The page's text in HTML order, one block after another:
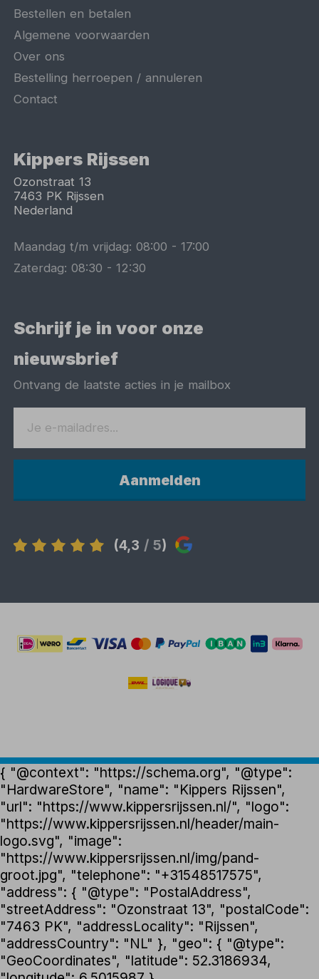
Bestellen en betalen
Algemene voorwaarden
Over ons
Bestelling herroepen / annuleren
Contact
Kippers Rijssen
Ozonstraat 13
7463 PK Rijssen
Nederland
Maandag t/m vrijdag:08:00 -17:00
Zaterdag:08:30 -12:30
Schrijf je in voor onze
nieuwsbrief
Ontvang de laatste acties in je mailbox
Aanmelden
(4,3 / 5)
{ "@context": "https://schema.org", "@type":
"HardwareStore", "name": "Kippers Rijssen",
"url": "https://www.kippersrijssen.nl/", "logo":
"https://www.kippersrijssen.nl/header/main-
logo.svg", "image":
"https://www.kippersrijssen.nl/img/pand-
groot.jpg", "telephone": "+31548517575",
"address": { "@type": "PostalAddress",
"streetAddress": "Ozonstraat 13", "postalCode":
"7463 PK", "addressLocality": "Rijssen",
"addressCountry": "NL" }, "geo": { "@type":
"GeoCoordinates", "latitude": 52.3186934,